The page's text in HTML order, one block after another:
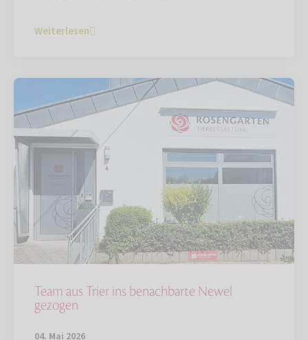
Weiterlesen
Team aus Trier ins benachbarte Newel
gezogen
04. Mai 2026